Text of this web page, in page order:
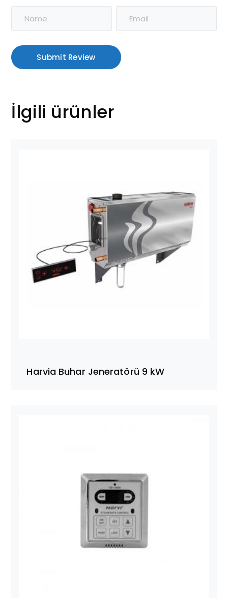
İlgili ürünler
Harvia Buhar Jeneratörü 9 kW